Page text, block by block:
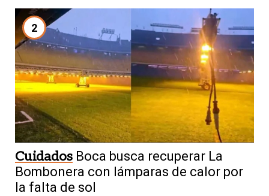
2
Cuidados Boca busca recuperar La
Bombonera con lámparas de calor por
la falta de sol